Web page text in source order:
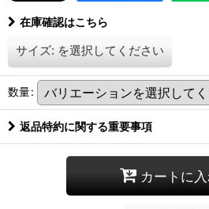
在庫確認はこちら
サイズ: を選択してください
数量:
返品特約に関する重要事項
カートに